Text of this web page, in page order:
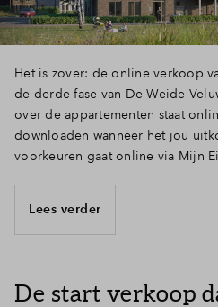
Het is zover: de online verkoop
de derde fase van De Weide
over de appartementen staat
downloaden wanneer het jou
voorkeuren gaat online via Mijn
Lees verder
De start verkoop